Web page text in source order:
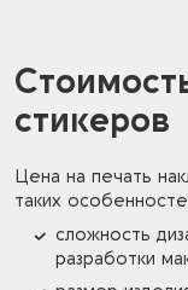
стикеров
Цена на печать
таких
сложность
разработки